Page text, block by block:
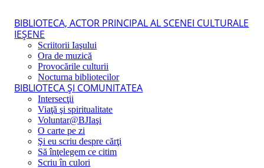
BIBLIOTECA, ACTOR PRINCIPAL AL SCENEI CULTURALE
IEŞENE
Scriitorii Iaşului
Ora de muzică
Provocările culturii
Nocturna bibliotecilor
BIBLIOTECA ŞI COMUNITATEA
Intersecţii
Viaţă şi spiritualitate
Voluntar@BJIaşi
O carte pe zi
Şi eu scriu despre cărţi
Să înţelegem ce citim
Scriu în culori